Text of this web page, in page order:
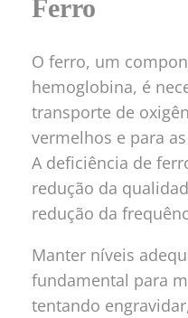
Ferro
O ferro, um
hemoglobina, é
transporte de
vermelhos e para
A deficiência de
redução da
redução da
Manter níveis
fundamental para
tentando